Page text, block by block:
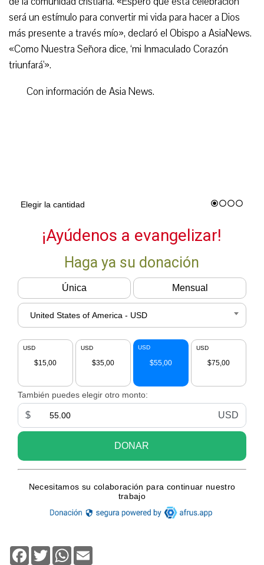
será un estímulo para convertir mi vida para hacer a Dios
más presente a través mío», declaró el Obispo a AsiaNews.
«Como Nuestra Señora dice, ‘mi Inmaculado Corazón
triunfará'».
Con información de Asia News.
Facebook
TwitterWhatsApp